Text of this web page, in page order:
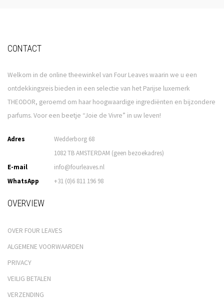
CONTACT
Welkom in de online theewinkel van Four Leaves waarin we u een
ontdekkingsreis bieden in een selectie van het Parijse luxemerk
THEODOR, geroemd om haar hoogwaardige ingrediënten en bijzondere
parfums. Voor een beetje “Joie de Vivre” in uw leven!
Adres
Wedderborg 68
1082 TB AMSTERDAM (geen bezoekadres)
E-mail
info@fourleaves.nl
WhatsApp
+31 (0)6 811 196 98
OVERVIEW
OVER FOUR LEAVES
ALGEMENE VOORWAARDEN
PRIVACY
VEILIG BETALEN
VERZENDING